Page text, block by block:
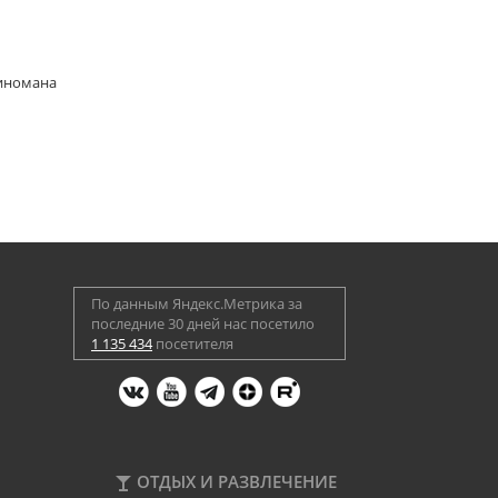
По данным Яндекс.Метрика за
последние 30 дней нас посетило
1 135 434посетителя
ОТДЫХ И РАЗВЛЕЧЕНИЕ